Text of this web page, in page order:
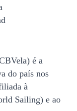
é a
do país nos
à
Sailing) e ao